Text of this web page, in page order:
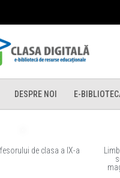
DESPRE NOI E-
de clasa a IX-a